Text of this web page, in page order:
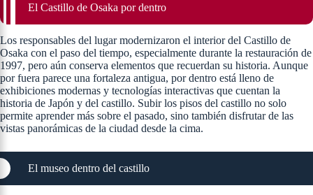
El Castillo de Osaka por dentro
Los responsables del lugar modernizaron el interior del Castillo de
Osaka con el paso del tiempo, especialmente durante la restauración de
1997, pero aún conserva elementos que recuerdan su historia. Aunque
por fuera parece una fortaleza antigua, por dentro está lleno de
exhibiciones modernas y tecnologías interactivas que cuentan la
historia de Japón y del castillo. Subir los pisos del castillo no solo
permite aprender más sobre el pasado, sino también disfrutar de las
vistas panorámicas de la ciudad desde la cima.
El museo dentro del castillo